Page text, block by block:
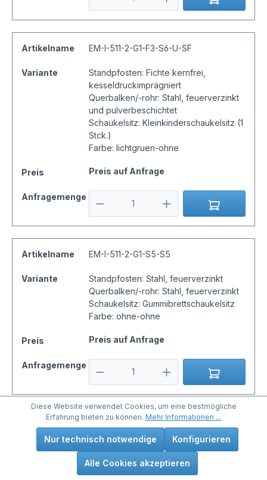
Artikelname EM-I-511-2-G1-F3-S6-U-SF
Variante
Standpfosten: Fichte kernfrei,
kesseldruckimprägniert
Querbalken/-rohr: Stahl, feuerverzinkt
und pulverbeschichtet
Schaukelsitz: Kleinkinderschaukelsitz (1
Stck.)
Farbe: lichtgruen-ohne
Preis Preis auf Anfrage
Anfragemenge
Artikelname EM-I-511-2-G1-S5-S5
Variante
Standpfosten: Stahl, feuerverzinkt
Querbalken/-rohr: Stahl, feuerverzinkt
Schaukelsitz: Gummibrettschaukelsitz
Farbe: ohne-ohne
Preis Preis auf Anfrage
Anfragemenge
Artikelname EM-I-511-2-G1-D1-S6-U
Standpfosten: Douglasie kernfrei, natur
Querbalken/-rohr: Stahl, feuerverzinkt
Diese Website verwendet Cookies, um eine bestmögliche
Erfahrung bieten zu können. Mehr Informationen ...
Nur technisch notwendige Konfigurieren
Alle Cookies akzeptieren